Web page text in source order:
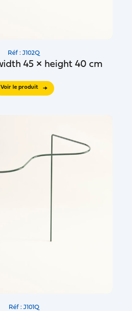
Réf : J102Q
45 × height 40 cm
Voir le produit
Réf : J101Q